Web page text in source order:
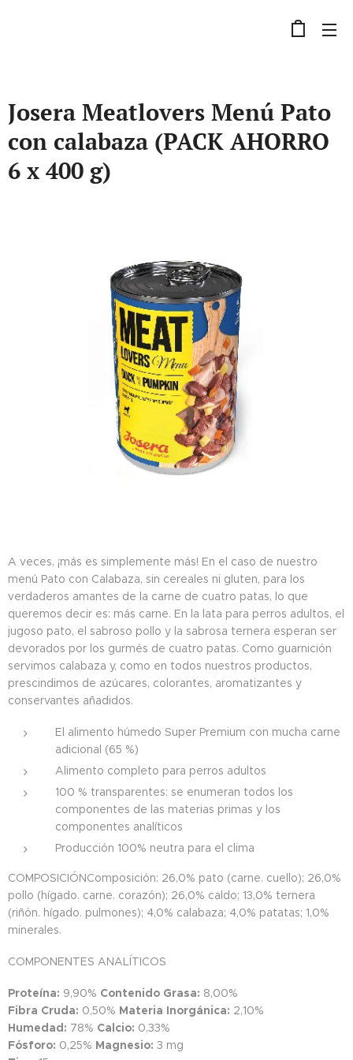
Josera Meatlovers Menú Pato
con calabaza (PACK AHORRO
6 x 400 g)
A veces, ¡más es simplemente más! En el caso de nuestro
menú Pato con Calabaza, sin cereales ni gluten, para los
verdaderos amantes de la carne de cuatro patas, lo que
queremos decir es: más carne. En la lata para perros adultos, el
jugoso pato, el sabroso pollo y la sabrosa ternera esperan ser
devorados por los gurmés de cuatro patas. Como guarnición
servimos calabaza y, como en todos nuestros productos,
prescindimos de azúcares, colorantes, aromatizantes y
conservantes añadidos.
El alimento húmedo Super Premium con mucha carne
adicional (65 %)
Alimento completo para perros adultos
100 % transparentes: se enumeran todos los
componentes de las materias primas y los
componentes analíticos
Producción 100% neutra para el clima
COMPOSICIÓNComposición: 26,0% pato (carne. cuello); 26,0%
pollo (hígado. carne. corazón); 26,0% caldo; 13,0% ternera
(riñón. hígado. pulmones); 4,0% calabaza; 4,0% patatas; 1,0%
minerales.
COMPONENTES ANALÍTICOS
Proteína: 9,90% Contenido Grasa: 8,00%
Fibra Cruda: 0,50% Materia Inorgánica: 2,10%
Humedad: 78% Calcio: 0,33%
Fósforo: 0,25% Magnesio: 3 mg